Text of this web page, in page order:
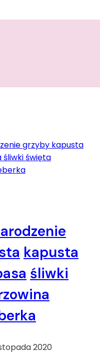
kapusta
śliwki
2020